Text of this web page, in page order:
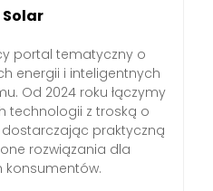
Solar
portal tematyczny o
energii i inteligentnych
Od 2024 roku łączymy
technologii z troską o
praktyczną
rozwiązania dla
konsumentów.